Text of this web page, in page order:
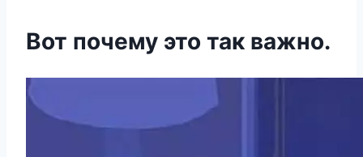
Вот почему это так важно.